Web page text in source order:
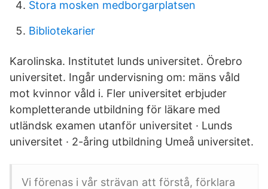
Stora mosken medborgarplatsen
Bibliotekarier
Karolinska. Institutet lunds universitet. Örebro
universitet. Ingår undervisning om: mäns våld
mot kvinnor våld i. Fler universitet erbjuder
kompletterande utbildning för läkare med
utländsk examen utanför universitet · Lunds
universitet · 2-åring utbildning Umeå universitet.
Vi förenas i vår strävan att förstå, förklara